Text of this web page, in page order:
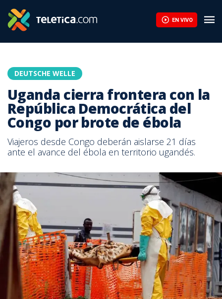
EN VIVO
DEUTSCHE WELLE
Uganda cierra frontera con la
República Democrática del
Congo por brote de ébola
Viajeros desde Congo deberán aislarse 21 días
ante el avance del ébola en territorio ugandés.